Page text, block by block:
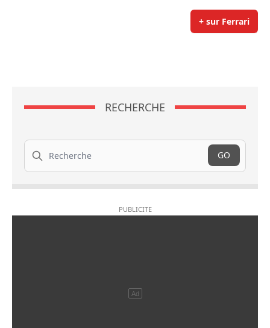
+ sur Ferrari
RECHERCHE
Recherche
GO